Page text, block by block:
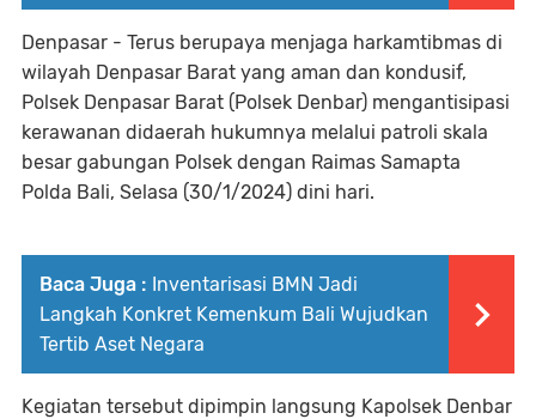
Denpasar - Terus berupaya menjaga harkamtibmas di
wilayah Denpasar Barat yang aman dan kondusif,
Polsek Denpasar Barat (Polsek Denbar) mengantisipasi
kerawanan didaerah hukumnya melalui patroli skala
besar gabungan Polsek dengan Raimas Samapta
Polda Bali, Selasa (30/1/2024) dini hari.
Baca Juga : Inventarisasi BMN Jadi
Langkah Konkret Kemenkum Bali Wujudkan
Tertib Aset Negara
Kegiatan tersebut dipimpin langsung Kapolsek Denbar